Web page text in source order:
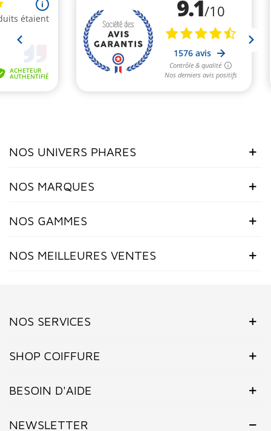
NOS UNIVERS PHARES
NOS MARQUES
NOS GAMMES
NOS MEILLEURES VENTES
NOS SERVICES
SHOP COIFFURE
BESOIN D'AIDE
NEWSLETTER